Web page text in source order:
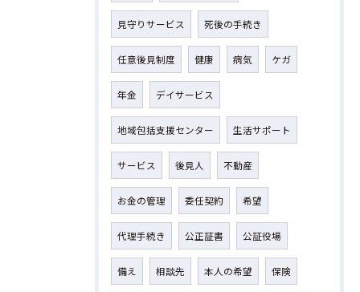
見守りサービス 死後の手続き
任意後見制度 健康 病気 ケガ
年金 デイサービス
地域包括支援センター 生活サポート
サービス 後見人 不動産
お金の管理 委任契約 希望
代理手続き 公正証書 公証役場
備え 相談先 本人の希望 保険